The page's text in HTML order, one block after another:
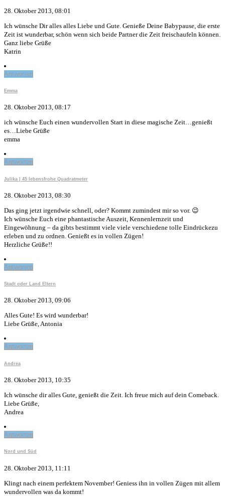
28. Oktober 2013, 08:01
Ich wünsche Dir alles alles Liebe und Gute. Genieße Deine Babypause, die erste
Zeit ist wunderbar, schön wenn sich beide Partner die Zeit freischaufeln können.
Ganz liebe Grüße
Katrin
Antworten
Emma
28. Oktober 2013, 08:17
ich wünsche Euch einen wundervollen Start in diese magische Zeit…genießt
es…Liebe Grüße
emma
Antworten
Julika | 45 lebensfrohe Quadratmeter
28. Oktober 2013, 08:30
Das ging jetzt irgendwie schnell, oder? Kommt zumindest mir so vor. 😉
Ich wünsche Euch eine phantastische Auszeit, Kennenlernzeit und
Eingewöhnung – da gibts bestimmt viele viele verschiedene tolle Eindrückezu
erleben und zu ordnen. Genießt es in vollen Zügen!
Herzliche Grüße!!
Antworten
Stadt oder Land Eltern
28. Oktober 2013, 09:06
Alles Gute! Es wird wunderbar!
Liebe Grüße, Antonia
Antworten
Andrea
28. Oktober 2013, 10:35
Ich wünsche dir alles Gute, genießt die Zeit. Ich freue mich auf dein Comeback.
Liebe Grüße,
Andrea
Antworten
Nord und Süd
28. Oktober 2013, 11:11
Klingt nach einem perfektem November! Geniess ihn in vollen Zügen mit allem
wundervollen was da kommt!